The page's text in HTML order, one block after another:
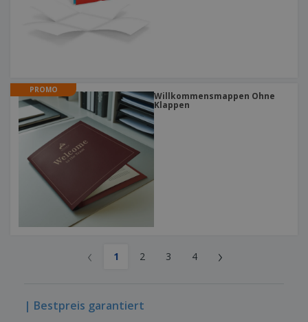
PROMO
Willkommensmappen Ohne
Klappen
‹ 1 2 3 4 ›
| Bestpreis garantiert